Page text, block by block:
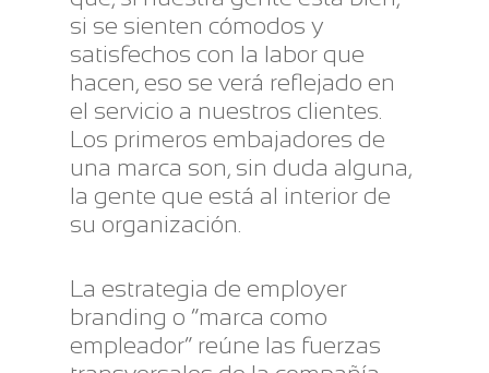
si se sienten cómodos y
satisfechos con la labor que
hacen, eso se verá reflejado en
el servicio a nuestros clientes.
Los primeros embajadores de
una marca son, sin duda alguna,
la gente que está al interior de
su organización.
La estrategia de employer
branding o “marca como
empleador” reúne las fuerzas